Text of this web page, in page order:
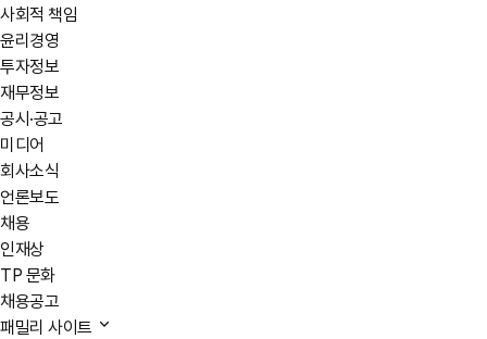
사회적 책임
윤리경영
투자정보
재무정보
공시·공고
미디어
회사소식
언론보도
채용
인재상
TP 문화
채용공고
패밀리 사이트